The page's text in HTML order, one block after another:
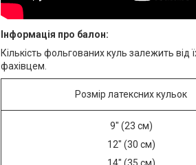
Інформація про балон:
Кількість фольгованих куль залежить
фахівцем.
Розмір латексних кульок
9" (23 см)
12" (30 см)